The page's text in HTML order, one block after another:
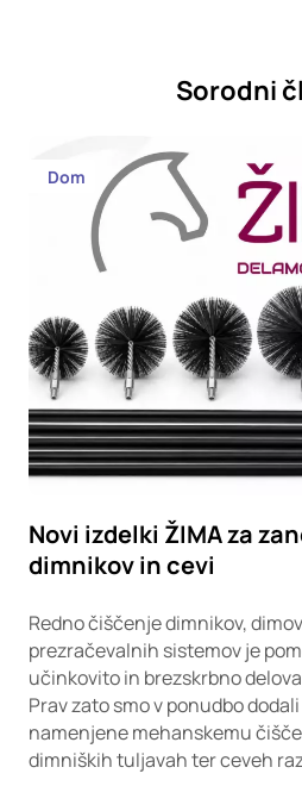
Sorodni
Dom
Novi izdelki ŽIMA za
dimnikov in cevi
Redno čiščenje dimnikov,
prezračevalnih sistemov je
učinkovito in brezskrbno
Prav zato smo v ponudbo
namenjene mehanskemu
dimniških tuljavah ter ceveh